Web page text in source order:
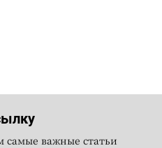
самые важные статьи